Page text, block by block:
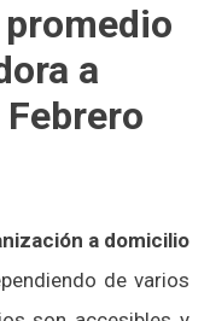
a
a domicilio
de varios